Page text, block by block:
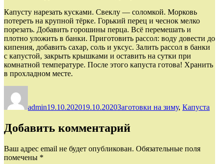
Капусту нарезать кусками. Свеклу — соломкой. Морковь
потереть на крупной тёрке. Горький перец и чеснок мелко
порезать. Добавить горошины перца. Всё перемешать и
плотно уложить в банки. Приготовить рассол: воду довести до
кипения, добавить сахар, соль и уксус. Залить рассол в банки
с капустой, закрыть крышками и оставить на сутки при
комнатной температуре. После этого капуста готова! Хранить
в прохладном месте.
admin19.10.202019.10.2020Заготовки на зиму, Капуста
Добавить комментарий
Ваш адрес email не будет опубликован. Обязательные поля
помечены *